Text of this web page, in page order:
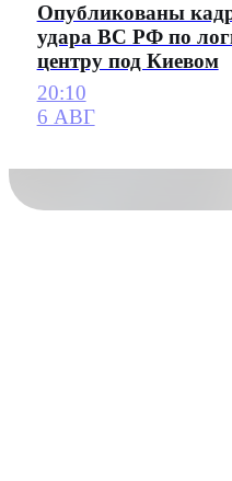
Опубликованы
удара ВС РФ по
центру под Киевом
20:10
6 АВГ